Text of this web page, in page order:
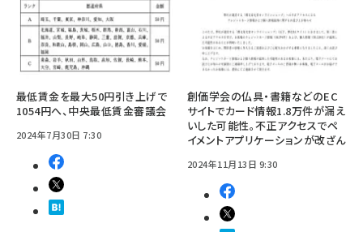
最低賃金を最大50円引き上げで
1054円へ、中央最低賃金審議会
2024年7月30日 7:30
創価学会の仏具・書籍などのEC
サイトでカード情報1.8万件が漏え
いした可能性。不正アクセスでペ
イメントアプリケーションが改ざん
2024年11月13日 9:30